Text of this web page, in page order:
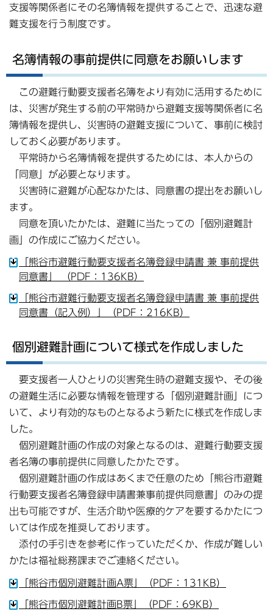
支援等関係者にその名簿情報を提供することで、迅速な避
難支援を行う制度です。
名簿情報の事前提供に同意をお願いします
この避難行動要支援者名簿をより有効に活用するために
は、災害が発生する前の平常時から避難支援等関係者に名
簿情報を提供し、災害時の避難支援について、事前に検討
しておく必要があります。
平常時から名簿情報を提供するためには、本人からの
「同意」が必要となります。
災害時に避難が心配なかたは、同意書の提出をお願いし
ます。
同意を頂いたかたは、避難に当たっての「個別避難計
画」の作成にご協力ください。
「熊谷市避難行動要支援者名簿登録申請書 兼 事前提供
同意書」 （PDF：136KB）
「熊谷市避難行動要支援者名簿登録申請書 兼 事前提供
同意書（記入例）」（PDF：216KB）
個別避難計画について様式を作成しました
要支援者一人ひとりの災害発生時の避難支援や、その後
の避難生活に必要な情報を管理する「個別避難計画」につ
いて、より有効的なものとなるよう新たに様式を作成しま
した。
個別避難計画の作成の対象となるのは、避難行動要支援
者名簿の事前提供に同意したかたです。
個別避難計画の作成はあくまで任意のため「熊谷市避難
行動要支援者名簿登録申請書兼事前提供同意書」のみの提
出も可能ですが、生活介助や医療的ケアを要するかたにつ
いては作成を推奨しております。
添付の手引きを参考に作っていただくか、作成が難しい
かたは福祉総務課までご連絡ください。
「熊谷市個別避難計画A票」（PDF：131KB）
「熊谷市個別避難計画B票」（PDF：69KB）